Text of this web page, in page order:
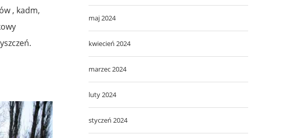
, kadm,
maj 2024
kwiecień 2024
marzec 2024
luty 2024
styczeń 2024